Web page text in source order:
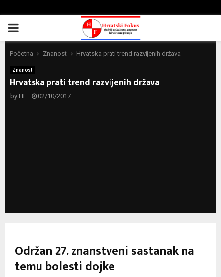
PRIMARY
MENU
Početna Znanost Hrvatska prati trend razvijenih država
Znanost
Hrvatska prati trend razvijenih država
by HF 02/10/2017
Održan 27. znanstveni sastanak na
temu bolesti dojke